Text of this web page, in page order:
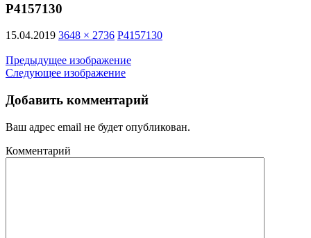
P4157130
15.04.2019 3648 × 2736 P4157130
Предыдущее изображение
Следующее изображение
Добавить комментарий
Ваш адрес email не будет опубликован.
Комментарий